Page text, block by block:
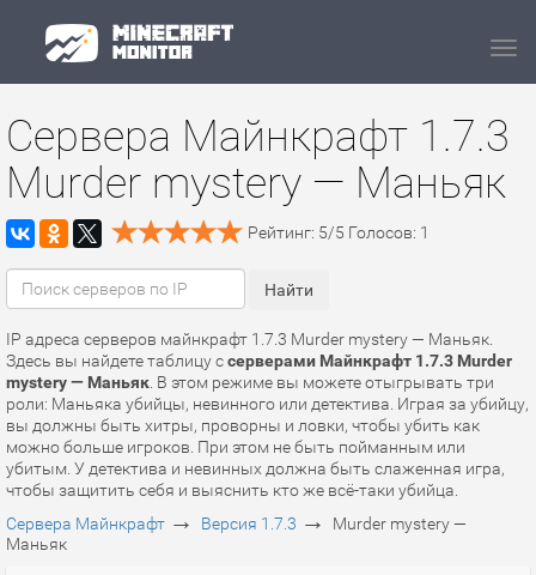
Сервера Майнкрафт 1.7.3
Murder mystery — Маньяк
Рейтинг: 5/5 Голосов: 1
IP адреса серверов майнкрафт 1.7.3 Murder mystery — Маньяк.
Здесь вы найдете таблицу ссерверами Майнкрафт 1.7.3 Murder
mystery — Маньяк . В этом режиме вы можете отыгрывать три
роли: Маньяка убийцы, невинного или детектива. Играя за убийцу,
вы должны быть хитры, проворны и ловки, чтобы убить как
можно больше игроков. При этом не быть пойманным или
убитым. У детектива и невинных должна быть слаженная игра,
чтобы защитить себя и выяснить кто же всё-таки убийца.
Сервера Майнкрафт → Версия 1.7.3 →
Murder mystery —
Маньяк